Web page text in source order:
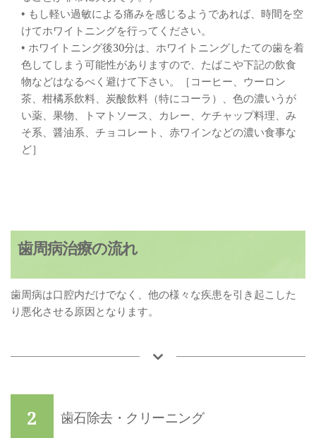
もし軽い過敏による痛みを感じるようであれば、時間を空
けてホワイトニングを行ってください。
ホワイトニング後30分は、ホワイトニングしたての歯を着
色してしまう可能性がありますので、たばこや下記の飲食
物などはなるべく避けて下さい。［コーヒー、ウーロン
茶、柑橘系飲料、炭酸飲料（特にコーラ）、色の濃いうが
い薬、果物、トマトソース、カレー、ケチャップ料理、み
そ系、醤油系、チョコレート、赤ワインなどの濃い食事な
ど］
歯周病治療の流れ
歯周病は口腔内だけでなく、他の様々な疾患を引き起こした
り悪化させる原因となります。
2 歯石除去・クリーニング